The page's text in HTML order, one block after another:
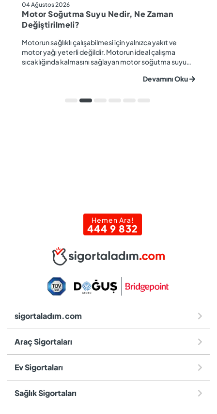
04 Ağustos 2026
Motor Soğutma Suyu Nedir, Ne Zaman
Değiştirilmeli?
Motorun sağlıklı çalışabilmesi için yalnızca yakıt ve
motor yağı yeterli değildir. Motorun ideal çalışma
sıcaklığında kalmasını sağlayan motor soğutma suyu
önem taşır. Düzenli olarak kontrol edilmeyen veya
korozyon, motor arızaları ve yüksek onarım ma...
Devamını Oku
Hemen Ara!
444 9 832
sigortaladım.com
Araç Sigortaları
Ev Sigortaları
Sağlık Sigortaları